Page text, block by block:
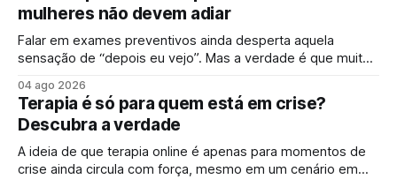
mulheres não devem adiar
Falar em exames preventivos ainda desperta aquela
sensação de “depois eu vejo”. Mas a verdade é que muitas
evidente. É justamente por isso que o check-up e o
acompanhamento periódico ganham cada vez mais
espaço: identificar alterações antes dos sintomas
aparecerem
04 ago 2026
Terapia é só para quem está em crise?
Descubra a verdade
A ideia de que terapia online é apenas para momentos de
crise ainda circula com força, mesmo em um cenário em